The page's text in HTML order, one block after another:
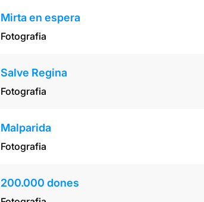
Mirta en espera
Fotografia
Salve Regina
Fotografia
Malparida
Fotografia
200.000 dones